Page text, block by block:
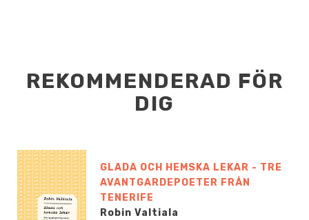
REKOMMENDERAD FÖR
DIG
GLADA OCH HEMSKA LEKAR - TRE
AVANTGARDEPOETER FRÅN
TENERIFE
Robin Valtiala